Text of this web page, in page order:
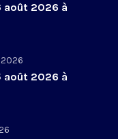
août 2026 à
août 2026 à